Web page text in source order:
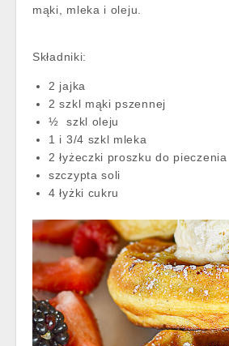
mąki, mleka i oleju.
Składniki:
2 jajka
2 szkl mąki pszennej
½ szkl oleju
1 i 3/4 szkl mleka
2 łyżeczki proszku do pieczenia
szczypta soli
4 łyżki cukru